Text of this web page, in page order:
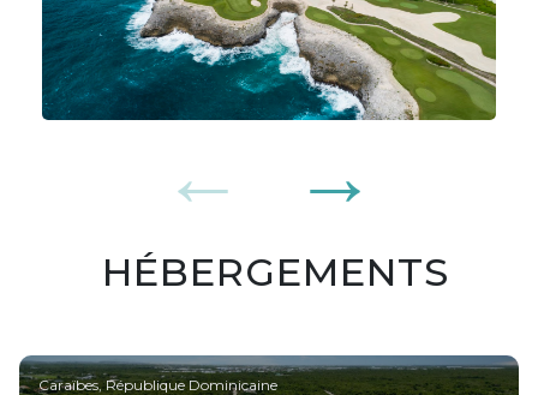
HÉBERGEMENTS
Caraïbes, République Dominicaine